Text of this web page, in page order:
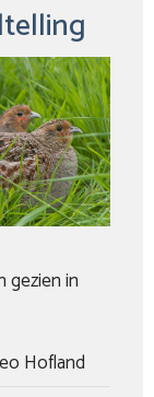
gezien in